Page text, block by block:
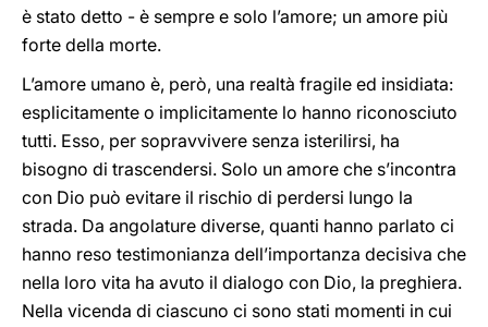
è stato detto - è sempre e solo l’amore; un amore più
forte della morte.
L’amore umano è, però, una realtà fragile ed insidiata:
esplicitamente o implicitamente lo hanno riconosciuto
tutti. Esso, per sopravvivere senza isterilirsi, ha
bisogno di trascendersi. Solo un amore che s’incontra
con Dio può evitare il rischio di perdersi lungo la
strada. Da angolature diverse, quanti hanno parlato ci
hanno reso testimonianza dell’importanza decisiva che
nella loro vita ha avuto il dialogo con Dio, la preghiera.
Nella vicenda di ciascuno ci sono stati momenti in cui